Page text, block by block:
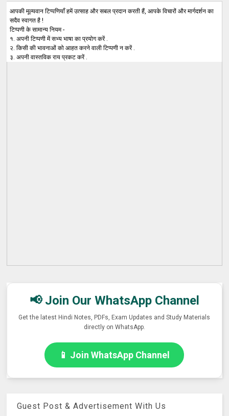
आपकी मूल्यवान टिप्पणियाँ हमें उत्साह और सबल प्रदान करती हैं, आपके विचारों और मार्गदर्शन का
सदैव स्वागत है !
टिप्पणी के सामान्य नियम -
१. अपनी टिप्पणी में सभ्य भाषा का प्रयोग करें .
२. किसी की भावनाओं को आहत करने वाली टिप्पणी न करें .
३. अपनी वास्तविक राय प्रकट करें .
📢 Join Our WhatsApp Channel
Get the latest Hindi Notes, PDFs, Exam Updates and Study Materials
directly on WhatsApp.
📱 Join WhatsApp Channel
Guest Post & Advertisement With Us